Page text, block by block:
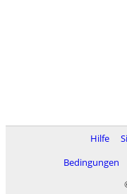
Hilfe
Bedingungen